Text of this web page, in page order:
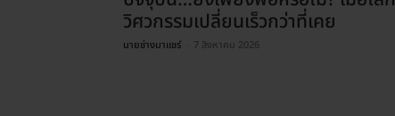
วิศวกรรมเปลี่ยนเร็วกว่าที่เคย
นายช่างมาแชร์ 7 สิงหาคม 2026